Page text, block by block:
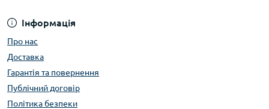
Інформація
Про нас
Доставка
Гарантія та повернення
Публічний договір
Політика безпеки